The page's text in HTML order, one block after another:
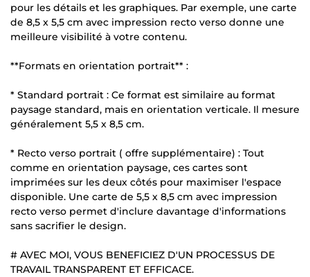
pour les détails et les graphiques. Par exemple, une carte
de 8,5 x 5,5 cm avec impression recto verso donne une
meilleure visibilité à votre contenu.
**Formats en orientation portrait** :
* Standard portrait : Ce format est similaire au format
paysage standard, mais en orientation verticale. Il mesure
généralement 5,5 x 8,5 cm.
* Recto verso portrait ( offre supplémentaire) : Tout
comme en orientation paysage, ces cartes sont
imprimées sur les deux côtés pour maximiser l'espace
disponible. Une carte de 5,5 x 8,5 cm avec impression
recto verso permet d'inclure davantage d'informations
sans sacrifier le design.
# AVEC MOI, VOUS BENEFICIEZ D'UN PROCESSUS DE
TRAVAIL TRANSPARENT ET EFFICACE.